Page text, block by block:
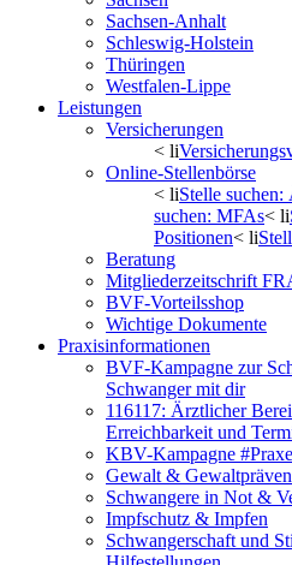
Sachsen-Anhalt
Schleswig-Holstein
Thüringen
Westfalen-Lippe
Leistungen
Versicherungen
< li
Online-Stellenbörse
< liStelle
suchen: MFAs< li
Positionen< li
Beratung
Mitgliederzeitschrift
BVF-Vorteilsshop
Wichtige Dokumente
Praxisinformationen
BVF-Kampagne zur
Schwanger mit dir
116117: Ärztlicher
Erreichbarkeit und
KBV-Kampagne
Gewalt &
Schwangere in Not &
Impfschutz & Impfen
Schwangerschaft und